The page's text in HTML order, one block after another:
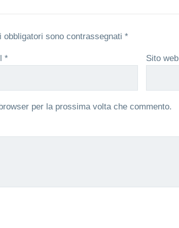
obbligatori sono contrassegnati *
* Sito web
per la prossima volta che commento.